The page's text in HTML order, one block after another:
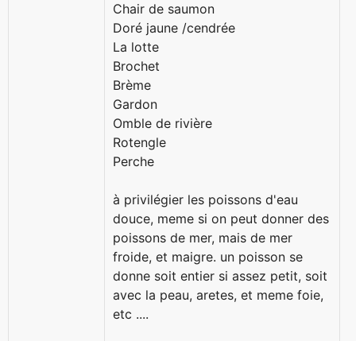
Chair de saumon
Doré jaune /cendrée
La lotte
Brochet
Brème
Gardon
Omble de rivière
Rotengle
Perche
à privilégier les poissons d'eau
douce, meme si on peut donner des
poissons de mer, mais de mer
froide, et maigre. un poisson se
donne soit entier si assez petit, soit
avec la peau, aretes, et meme foie,
etc ....